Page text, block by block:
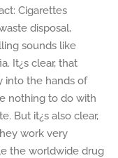
Cigarettes
disposal,
sounds like
It¿s clear, that
into the hands of
nothing to do with
But it¿s also clear,
work very
the worldwide drug